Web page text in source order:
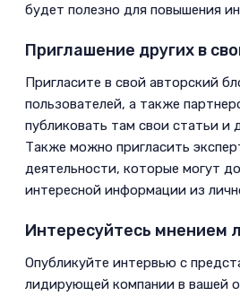
будет полезно для повышения
Приглашение других в
­Пригласите в свой авторский
пользователей, а также
публиковать там свои статьи и
Также можно пригласить
деятельности, которые могут
интересной информации из
Интересуйтесь мнением
­Опубликуйте интервью с
лидирующей компании в вашей